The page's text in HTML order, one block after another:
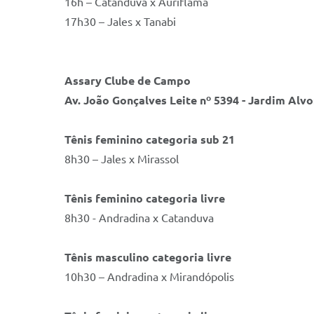
17h30 – Jales x Tanabi
Assary Clube de Campo
Av. João Gonçalves Leite nº 5394 - Jardim
Tênis feminino categoria sub 21
8h30 – Jales x Mirassol
Tênis feminino categoria livre
8h30 - Andradina x Catanduva
Tênis masculino categoria livre
10h30 – Andradina x Mirandópolis